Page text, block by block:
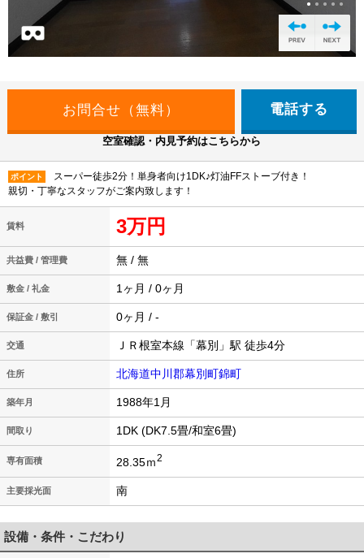
電話する
空室確認・内見予約はこちらから
ポイント
スーパー徒歩2分！単身者向け1DK♪灯油FFストーブ付き！
親切・丁寧なスタッフがご案内致します！
賃料 3万円
共益費 / 管理費 無 / 無
敷金 / 礼金 1ヶ月 / 0ヶ月
保証金 / 敷引 0ヶ月 / -
交通 ＪＲ根室本線「幕別」駅 徒歩4分
住所 北海道中川郡幕別町錦町
築年月 1988年1月
間取り 1DK (DK7.5畳/和室6畳)
専有面積 28.35ｍ2
主要採光面 南
設備・条件・こだわり